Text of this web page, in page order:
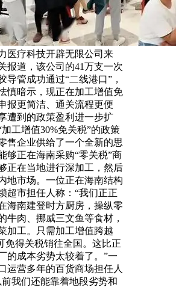
医疗科技开辟无限公司来
报道，该公司的41万支一次
导管成功通过“二线港口”，
慎暗示，现正在加工增值免
报更简洁、通关流程更便
遭到的政策盈利进一步扩
工增值30%免关税”的政策
售企业供给了一个全新的思
正在海南采购“零关税”商
正在当地进行深加工，然后
地市场。一位正在海南结构
超市担任人称：“我们正正
海南建登时方厨房，操纵零
牛肉、挪威三文鱼等食材，
加工。只需加工增值跨越
免得关税销往全国。这比正
的成本劣势太较着了。”一
运营多年的百货商场担任人
我们还能靠着地段劣势和